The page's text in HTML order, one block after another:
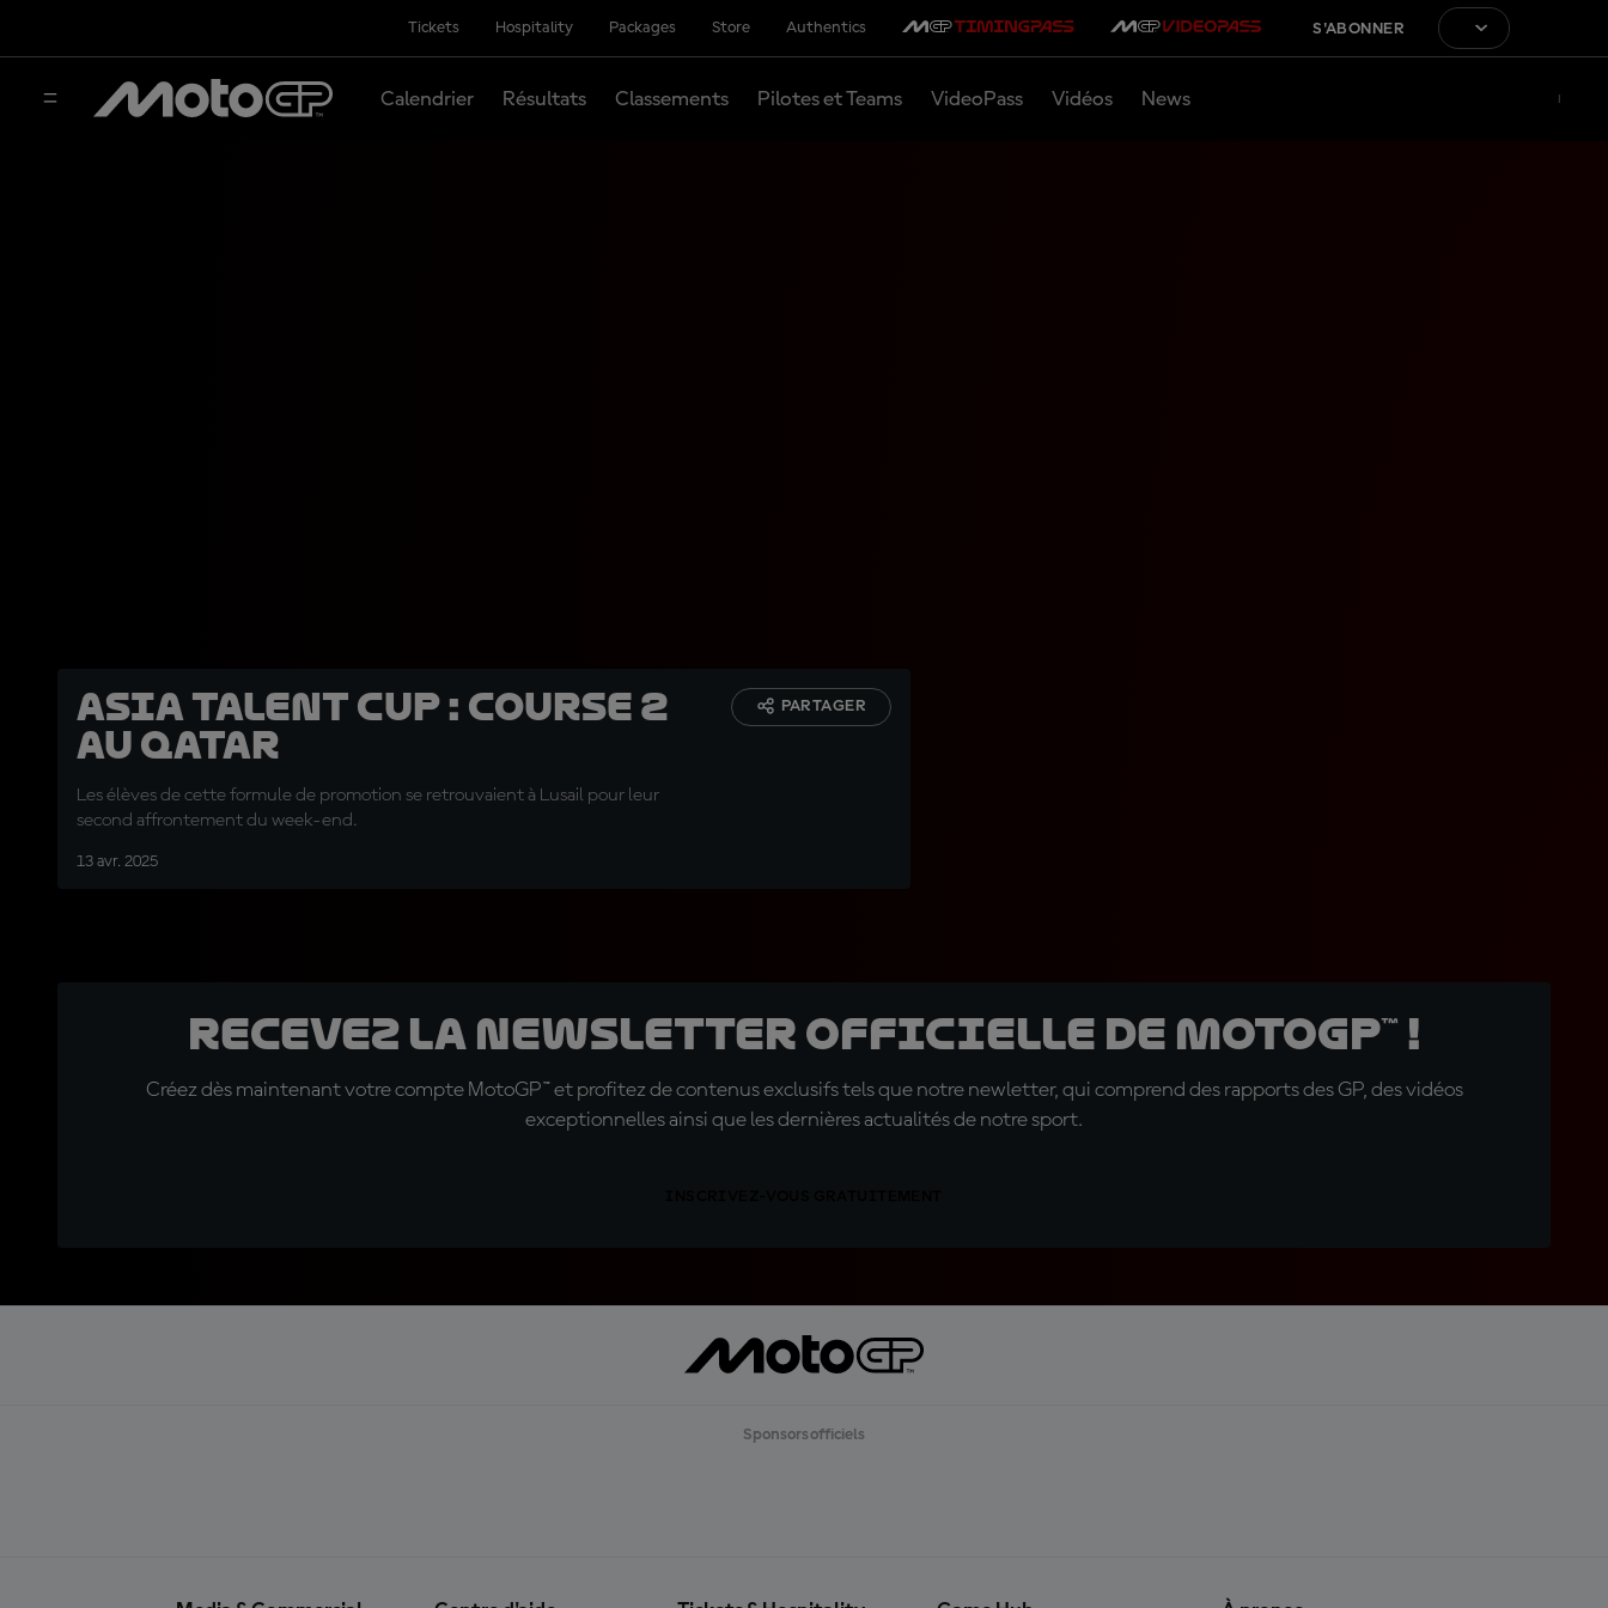
Tickets Hospitality Packages Store Authentics S'ABONNER
Calendrier Résultats Classements Pilotes et Teams VideoPass Vidéos News
Asia Talent Cup : course 2
au Qatar
Les élèves de cette formule de promotion se retrouvaient à Lusail pour leur
second affrontement du week-end.
13 avr. 2025
PARTAGER
Recevez la Newsletter officielle de MotoGP™ !
Créez dès maintenant votre compte MotoGP™ et profitez de contenus exclusifs tels que notre newletter, qui comprend des rapports des GP, des vidéos
exceptionnelles ainsi que les dernières actualités de notre sport.
Sponsors officiels